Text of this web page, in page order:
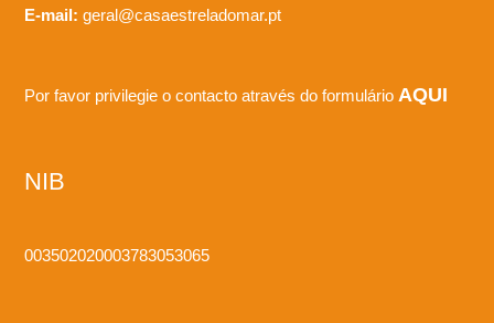
E-mail: geral@casaestreladomar.pt
Por favor privilegie o contacto através do formulário AQUI
NIB
003502020003783053065